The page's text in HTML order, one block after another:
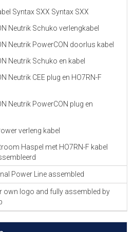
Syntax SXX Syntax SXX
Neutrik Schuko verlengkabel
Neutrik PowerCON doorlus kabel
Neutrik Schuko en kabel
Neutrik CEE plug en HO7RN-F
Neutrik PowerCON plug en
verleng kabel
Haspel met HO7RN-F kabel
Power Line assembled
own logo and fully assembled by